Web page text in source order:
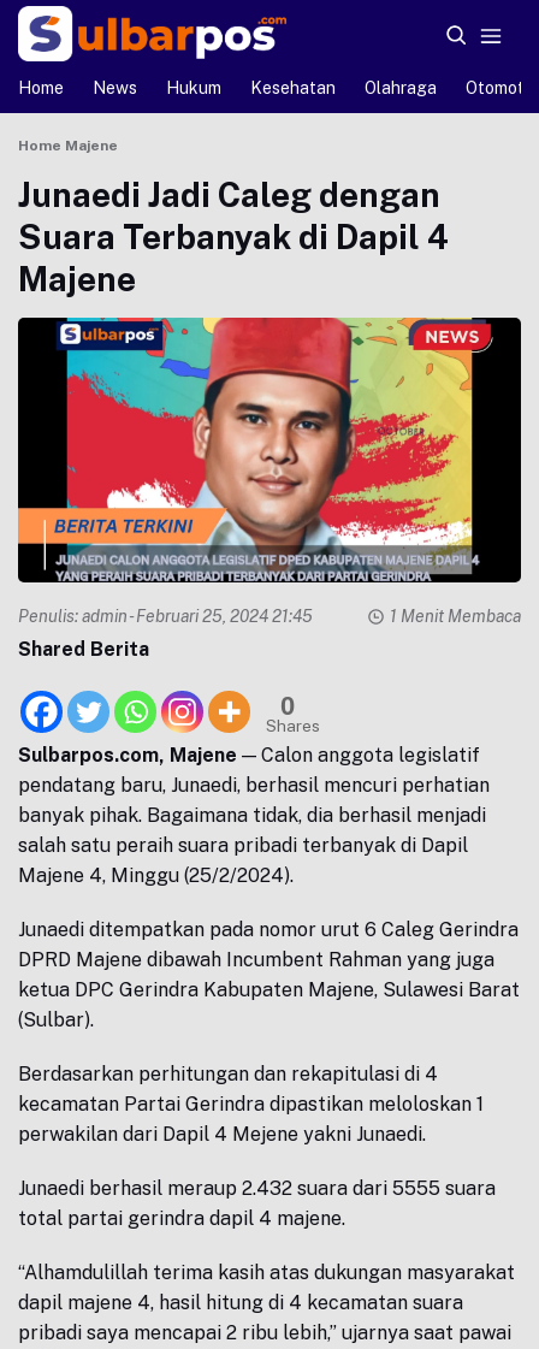
Home News Hukum Kesehatan Olahraga Otomotif
Home Majene
Junaedi Jadi Caleg dengan
Suara Terbanyak di Dapil 4
Majene
Penulis:admin- Februari 25, 2024 21:45 1 Menit Membaca
Shared Berita
0
Shares
Sulbarpos.com, Majene — Calon anggota legislatif
pendatang baru, Junaedi, berhasil mencuri perhatian
banyak pihak. Bagaimana tidak, dia berhasil menjadi
salah satu peraih suara pribadi terbanyak di Dapil
Majene 4, Minggu (25/2/2024).
Junaedi ditempatkan pada nomor urut 6 Caleg Gerindra
DPRD Majene dibawah Incumbent Rahman yang juga
ketua DPC Gerindra Kabupaten Majene, Sulawesi Barat
(Sulbar).
Berdasarkan perhitungan dan rekapitulasi di 4
kecamatan Partai Gerindra dipastikan meloloskan 1
perwakilan dari Dapil 4 Mejene yakni Junaedi.
Junaedi berhasil meraup 2.432 suara dari 5555 suara
total partai gerindra dapil 4 majene.
“Alhamdulillah terima kasih atas dukungan masyarakat
dapil majene 4, hasil hitung di 4 kecamatan suara
pribadi saya mencapai 2 ribu lebih,” ujarnya saat pawai